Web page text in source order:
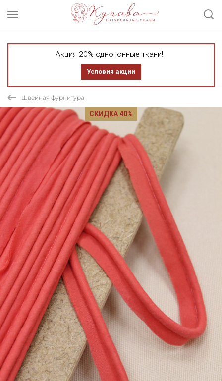
Акция 20% однотонные ткани!
Условия акции
Швейная фурнитура
СКИДКА 40%